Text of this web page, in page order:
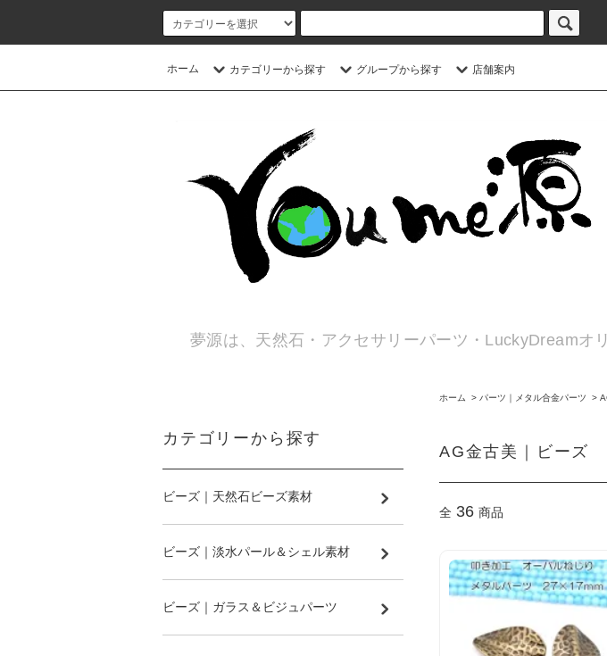
ホーム カテゴリーから探す グループから探す 店舗案内
夢源は、天然石・アクセサリーパーツ・LuckyDreamオ
ホーム > パーツ｜メタル合金パーツ >
AG金古美｜ビーズ
全 36 商品
カテゴリーから探す
ビーズ｜天然石ビーズ素材
ビーズ｜淡水パール＆シェル素材
ビーズ｜ガラス＆ビジュパーツ